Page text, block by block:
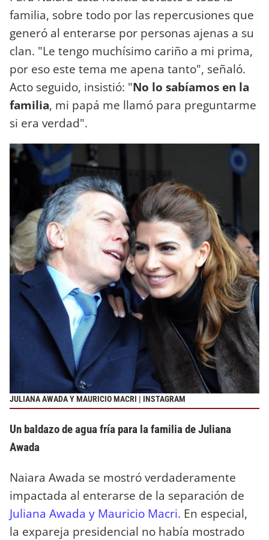
familia, sobre todo por las repercusiones que
generó al enterarse por personas ajenas a su
clan. "Le tengo muchísimo cariño a mi prima,
por eso este tema me apena tanto", señaló.
Acto seguido, insistió: "No lo sabíamos en la
familia, mi papá me llamó para preguntarme
si era verdad".
JULIANA AWADA Y MAURICIO MACRI | INSTAGRAM
Un baldazo de agua fría para la familia de Juliana
Awada
Naiara Awada se mostró verdaderamente
impactada al enterarse de la separación de
Juliana Awada y Mauricio Macri. En especial,
la expareja presidencial no había mostrado